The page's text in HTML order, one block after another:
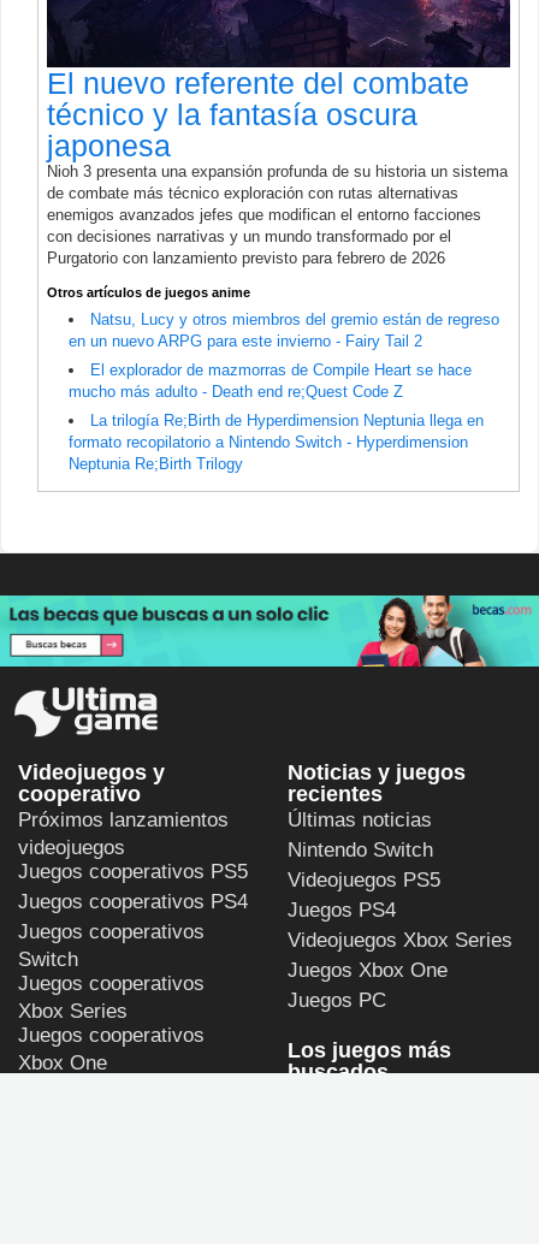
El nuevo referente del combate
técnico y la fantasía oscura
japonesa
Nioh 3 presenta una expansión profunda de su historia un sistema
de combate más técnico exploración con rutas alternativas
enemigos avanzados jefes que modifican el entorno facciones
con decisiones narrativas y un mundo transformado por el
Purgatorio con lanzamiento previsto para febrero de 2026
Otros artículos de juegos anime
Natsu, Lucy y otros miembros del gremio están de regreso
en un nuevo ARPG para este invierno - Fairy Tail 2
El explorador de mazmorras de Compile Heart se hace
mucho más adulto - Death end re;Quest Code Z
La trilogía Re;Birth de Hyperdimension Neptunia llega en
formato recopilatorio a Nintendo Switch - Hyperdimension
Neptunia Re;Birth Trilogy
Videojuegos y
cooperativo
Próximos lanzamientos
videojuegos
Juegos cooperativos PS5
Juegos cooperativos PS4
Juegos cooperativos
Switch
Juegos cooperativos
Xbox Series
Juegos cooperativos
Xbox One
Noticias y juegos
recientes
Últimas noticias
Nintendo Switch
Videojuegos PS5
Juegos PS4
Videojuegos Xbox Series
Juegos Xbox One
Juegos PC
Los juegos más
buscados